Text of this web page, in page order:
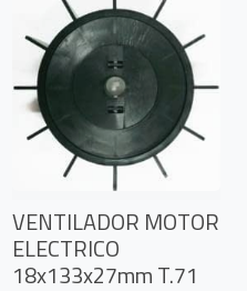
VENTILADOR MOTOR
ELECTRICO
18x133x27mm T.71